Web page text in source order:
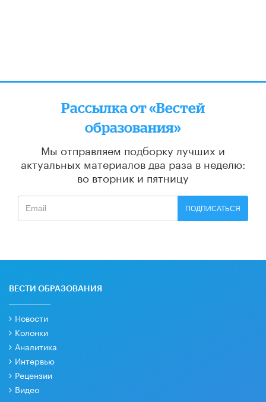
Рассылка от «Вестей
образования»
Мы отправляем подборку лучших и
актуальных материалов два раза в неделю:
во вторник и пятницу
ПОДПИСАТЬСЯ
ВЕСТИ ОБРАЗОВАНИЯ
Новости
Колонки
Аналитика
Интервью
Рецензии
Видео